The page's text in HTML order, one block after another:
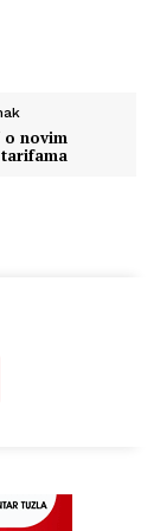
o novim